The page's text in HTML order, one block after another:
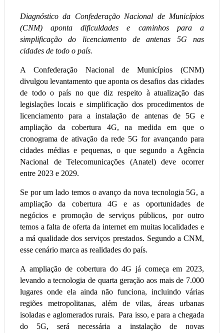
Diagnóstico da Confederação Nacional de Municípios
(CNM) aponta dificuldades e caminhos para a
simplificação do licenciamento de antenas 5G nas
cidades de todo o país.
A Confederação Nacional de Municípios (CNM)
divulgou levantamento que aponta os desafios das cidades
de todo o país no que diz respeito à atualização das
legislações locais e simplificação dos procedimentos de
licenciamento para a instalação de antenas de 5G e
ampliação da cobertura 4G, na medida em que o
cronograma de ativação da rede 5G for avançando para
cidades médias e pequenas, o que segundo a Agência
Nacional de Telecomunicações (Anatel) deve ocorrer
entre 2023 e 2029.
Se por um lado temos o avanço da nova tecnologia 5G, a
ampliação da cobertura 4G e as oportunidades de
negócios e promoção de serviços públicos, por outro
temos a falta de oferta da internet em muitas localidades e
a má qualidade dos serviços prestados. Segundo a CNM,
esse cenário marca as realidades do país.
A ampliação de cobertura do 4G já começa em 2023,
levando a tecnologia de quarta geração aos mais de 7.000
lugares onde ela ainda não funciona, incluindo várias
regiões metropolitanas, além de vilas, áreas urbanas
isoladas e aglomerados rurais. Para isso, e para a chegada
do 5G, será necessária a instalação de novas